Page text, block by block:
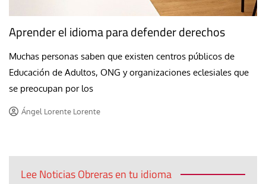
Aprender el idioma para defender derechos
Muchas personas saben que existen centros públicos de
Educación de Adultos, ONG y organizaciones eclesiales que
se preocupan por los
Ángel Lorente Lorente
Lee Noticias Obreras en tu idioma